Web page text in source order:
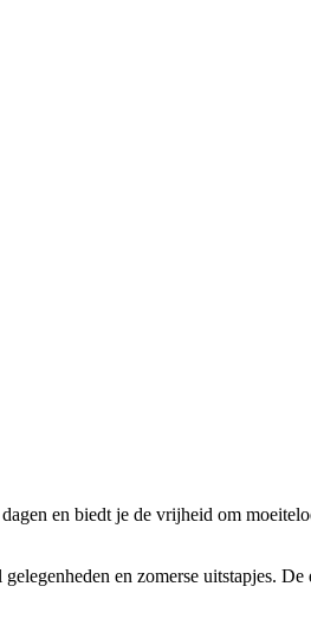
en biedt je de vrijheid om
en zomerse uitstapjes. De